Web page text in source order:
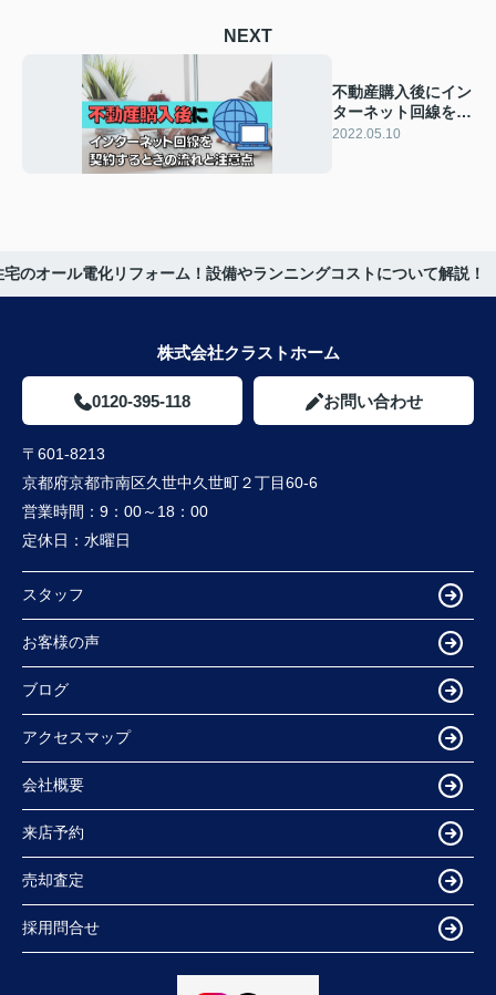
NEXT
不動産購入後にイン
ターネット回線を契
約するときの流れと
2022.05.10
宅のオール電化リフォーム！設備やランニングコストについて解説！
株式会社クラストホーム
0120-395-118 お問い合わせ
〒601-8213
京都府京都市南区久世中久世町２丁目60-6
営業時間： 9：00～18：00
定休日： 水曜日
スタッフ
お客様の声
ブログ
アクセスマップ
会社概要
来店予約
売却査定
採用問合せ